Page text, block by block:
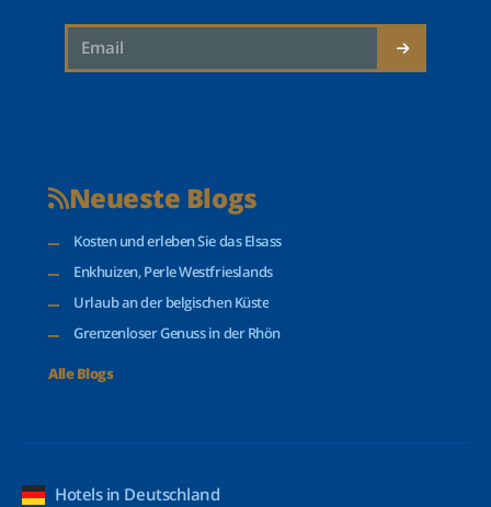
Neueste Blogs
Kosten und erleben Sie das Elsass
Enkhuizen, Perle Westfrieslands
Urlaub an der belgischen Küste
Grenzenloser Genuss in der Rhön
Alle Blogs
Hotels in Deutschland